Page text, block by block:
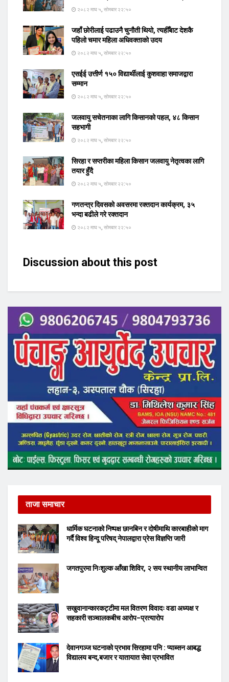
२०८२ माघ ५, सोमबार २२:५०
जहाँ छोरीलाई पढाउनै चुनौती थियो, त्यहीँबाट देशकै
पहिलो चमार महिला अधिवक्ताको उदय
२०८२ माघ ५, सोमबार २२:५०
एसईई उत्तीर्ण १५० विद्यार्थीलाई कुशवाहा समाजद्वारा
सम्मान
२०८२ माघ ५, सोमबार २२:५०
जलवायु सचेतनाका लागि किसानको पहल, ४८ किसान
सहभागी
२०८२ माघ ५, सोमबार २२:५०
सिरहा र सप्तरीका महिला किसान जलवायु नेतृत्वका लागि
तयार हुँदै
२०८२ माघ ५, सोमबार २२:५०
गणतन्त्र दिवसको अवसरमा रक्तदान कार्यक्रम, ३५
भन्दा बढीले गरे रक्तदान
२०८२ माघ ५, सोमबार २२:५०
Discussion about this post
ताजा समाचार
धार्मिक घटनाको निष्पक्ष छानबिन र दोषीमाथि कारबाहीको माग
गर्दै विश्व हिन्दू परिषद् नेपालद्वारा प्रेस विज्ञप्ति जारी
जगतपुरमा निःशुल्क आँखा शिविर, २ सय स्थानीय लाभान्वित
सखुवानान्कारकट्टीमा मल वितरण विवादः वडा अध्यक्ष र
सहकारी सञ्चालकबीच आरोप–प्रत्यारोप
देवानगञ्ज घटनाको प्रभाव सिरहामा पनि : प्याब्सन आबद्ध
विद्यालय बन्द,बजार र यातायात सेवा प्रभावित